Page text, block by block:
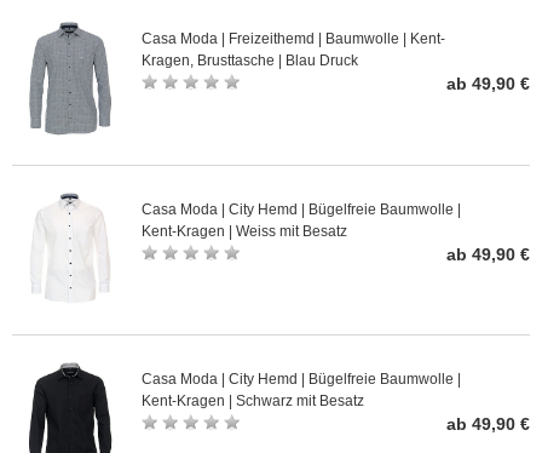
Casa Moda | Freizeithemd | Baumwolle | Kent-
Kragen, Brusttasche | Blau Druck
ab 49,90 €
Casa Moda | City Hemd | Bügelfreie Baumwolle |
Kent-Kragen | Weiss mit Besatz
ab 49,90 €
Casa Moda | City Hemd | Bügelfreie Baumwolle |
Kent-Kragen | Schwarz mit Besatz
ab 49,90 €